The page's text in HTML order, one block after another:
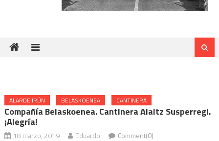
ALARDE IRÚN BELASKOENEA CANTINERA
Compañía Belaskoenea. Cantinera Alaitz Susperregi.
¡Alegría!
18 marzo, 2019 Eduardo Comment(0)